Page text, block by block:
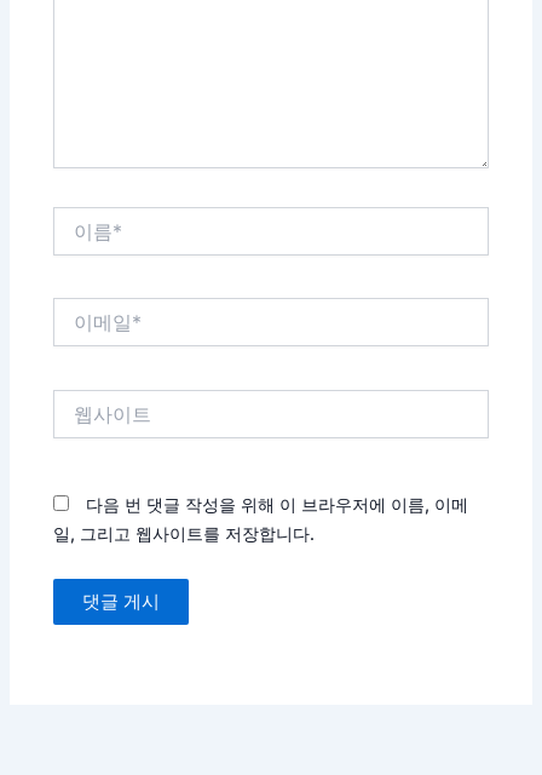
다음 번 댓글 작성을 위해 이 브라우저에 이름, 이메
일, 그리고 웹사이트를 저장합니다.